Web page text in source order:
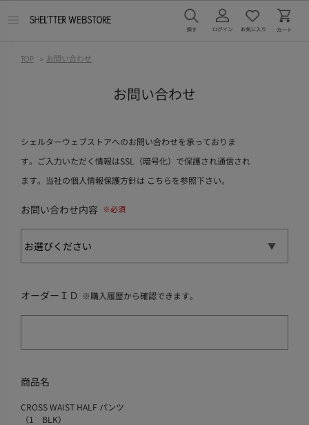
TOP > お問い合わせ
お問い合わせ
シェルターウェブストアへのお問い合わせを承っておりま
す。ご入力いただく情報はSSL（暗号化）で保護され通信され
ます。当社の個人情報保護方針は こちらを参照下さい。
お問い合わせ内容
オーダーＩＤ ※購入履歴から確認できます。
商品名
CROSS WAIST HALF パンツ
（1 BLK）